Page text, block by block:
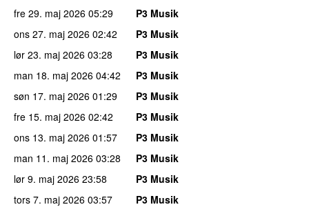
fre 29. maj 2026 05:29
P3 Musik
ons 27. maj 2026 02:42
P3 Musik
lør 23. maj 2026 03:28
P3 Musik
man 18. maj 2026 04:42
P3 Musik
søn 17. maj 2026 01:29
P3 Musik
fre 15. maj 2026 02:42
P3 Musik
ons 13. maj 2026 01:57
P3 Musik
man 11. maj 2026 03:28
P3 Musik
lør 9. maj 2026 23:58
P3 Musik
tors 7. maj 2026 03:57
P3 Musik